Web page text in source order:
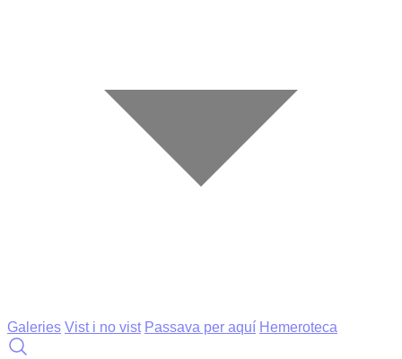
Galeries Vist i no vist Passava per aquí Hemeroteca